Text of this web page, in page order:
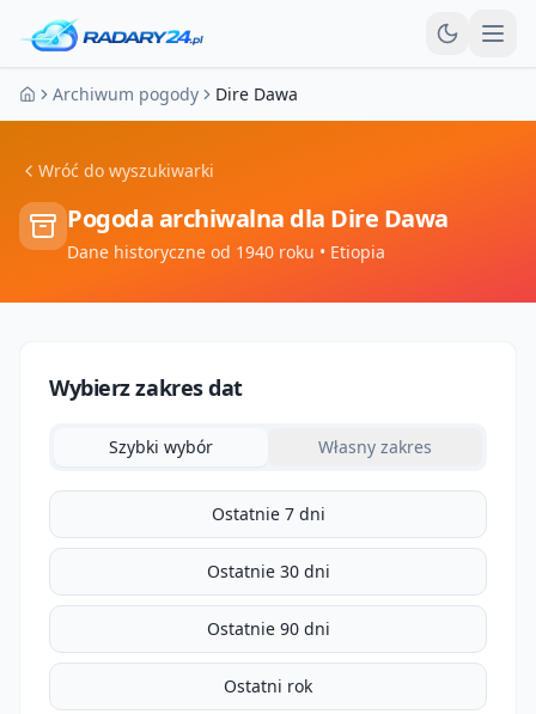
Strona główna
Archiwum pogody Dire Dawa
Wróć do wyszukiwarki
Pogoda archiwalna dla Dire Dawa
Dane historyczne od 1940 roku • Etiopia
Wybierz zakres dat
Szybki wybór Własny zakres
Ostatnie 7 dni
Ostatnie 30 dni
Ostatnie 90 dni
Ostatni rok